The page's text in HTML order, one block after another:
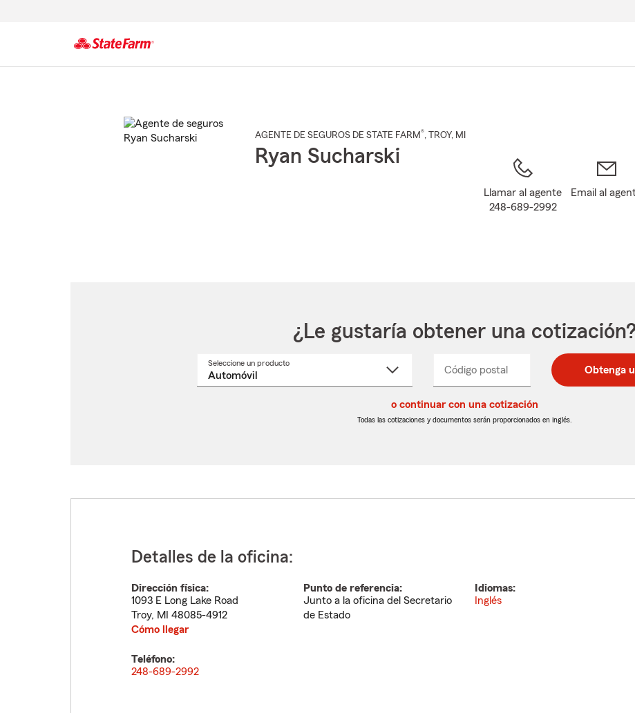
AGENTE DE SEGUROS DE STATE FARM®, TROY, MI
Ryan Sucharski
Llamar al agente
248-689-2992
Email al
¿Le gustaría obtener una
Seleccione un productoSeleccione
Código postal
postal
de
postal
de
_____ Obtenga
o continuar con una cotización
Todas las cotizaciones y documentos serán proporcionados en inglés.
Detalles de la oficina:
Dirección física:
1093 E Long Lake Road
Troy, MI
48085-4912
Cómo llegar
Punto de referencia:
Junto a la oficina del Secretario
de Estado
Idiomas:
Inglés
Teléfono:
248-689-2992